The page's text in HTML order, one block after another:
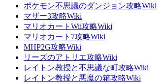
ポケモン不思議のダンジョン攻略Wiki
マザー3攻略Wiki
マリオカートWii攻略Wiki
マリオカート7攻略Wiki
MHP2G攻略Wiki
リーズのアトリエ攻略Wiki
レイトン教授と不思議な町攻略Wiki
レイトン教授と悪魔の箱攻略Wiki